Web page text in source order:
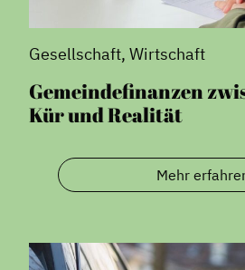
Gesellschaft, Wirtschaft
Gemeindefinanzen
Kür und Realität
Mehr